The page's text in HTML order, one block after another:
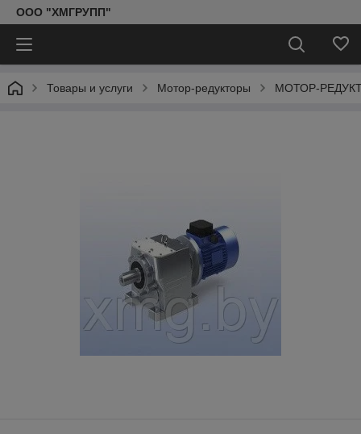
ООО "ХМГРУПП"
Товары и услуги Мотор-редукторы МОТОР-